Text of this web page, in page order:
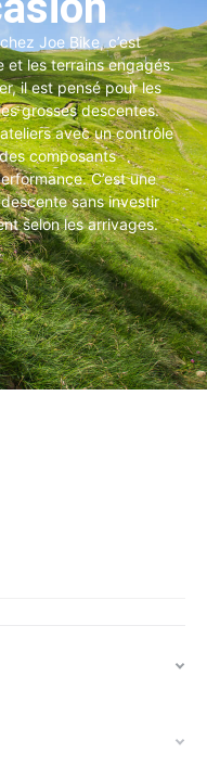
Joe Bike, c’est
et les terrains engagés.
il est pensé pour les
grosses descentes.
avec un contrôle
composants
C’est une
sans investir
selon les arrivages.